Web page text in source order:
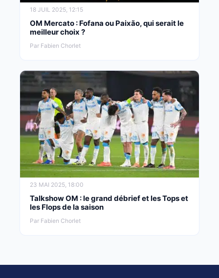
18 JUIL 2025, 12:15
OM Mercato : Fofana ou Paixão, qui serait le
meilleur choix ?
Par Fabien Chorlet
23 MAI 2025, 18:00
Talkshow OM : le grand débrief et les Tops et
les Flops de la saison
Par Fabien Chorlet